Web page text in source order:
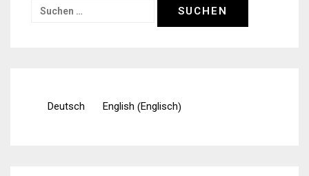
Suchen
Deutsch English (Englisch)